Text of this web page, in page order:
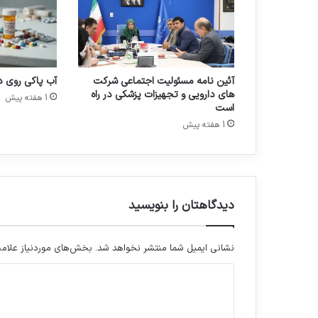
ی
ا
ر
ی
خ
ا
م
و
د
ر
ی
ا
ن
آئین نامه مسئولیت اجتماعی شرکت
های دارویی و تجهیزات پزشکی در راه
است
1 هفته پیش
آب پاکی
1 هفته پیش
دیدگاهتان را بنویسید
نشانی ایمیل شما منتشر نخواهد شد. بخش‌های موردنیاز